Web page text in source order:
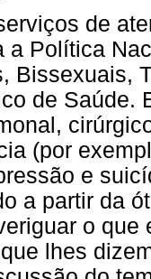
de
a Política
Bissexuais,
de Saúde.
(por
e
a partir da
o
lhes